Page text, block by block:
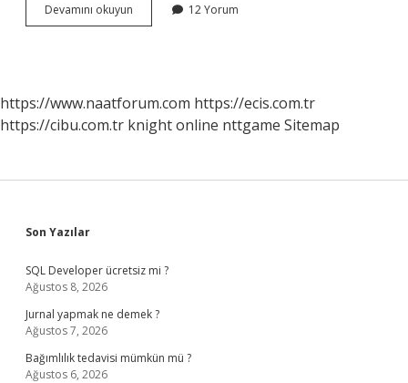
Devamını okuyun Kadınlarda
Hormon
12 Yorum
https://www.naatforum.com https://ecis.com.tr
https://cibu.com.tr knight online nttgame Sitemap
Sidebar
Son Yazılar
SQL Developer ücretsiz mi ?
Ağustos 8, 2026
Jurnal yapmak ne demek ?
Ağustos 7, 2026
Bağımlılık tedavisi mümkün mü ?
Ağustos 6, 2026